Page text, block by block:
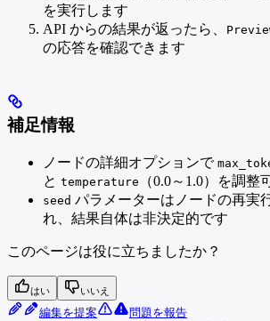
を実行します
API からの結果が返ったら、
の応答を確認できます
補足情報
ノードの詳細オプションで
と temperature （0.0～1.0）を調整
seed パラメーターはノードの再実
れ、結果自体は非決定的です
このページは役に立ちましたか？
はい いいえ
編集を提案 問題を報告